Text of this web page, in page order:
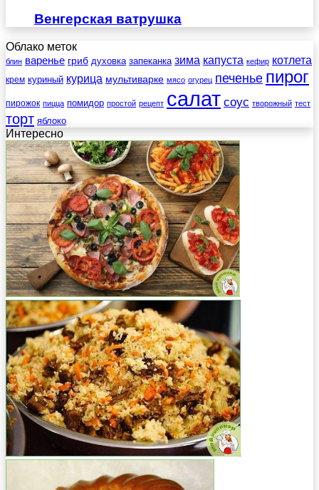
Венгерская ватрушка
Облако меток
блин варенье гриб духовка запеканка зима капуста кефир котлета
крем куриный курица мультиварке мясо огурец печенье пирог
пирожок пицца помидор простой рецепт салат соус творожный тест
торт яблоко
Интересно